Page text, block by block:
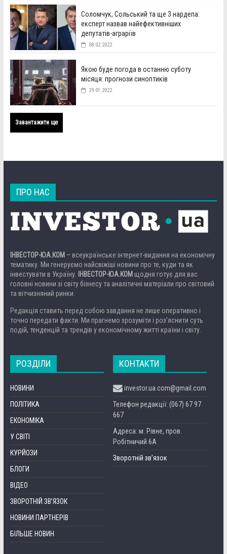
Соломчук, Сольський та ще 3 нардепа:
експерт назвав найефективніших
депутатів-аграріїв
08.02.2022
Якою буде погода в останню суботу
місяця: прогнози синоптиків
29.01.2022
Завантажити ще
ПРО НАС
ІНВЕСТОР-ЮА.КОМ – всеукраїнське інтернет-видання на економічну
тематику. Ми генеруємо найсвіжіші новини про те, куди та як
інвестувати в Україну.
ІНВЕСТОР-ЮА.КОМ щодня готує для вас
головні новини зі світу бізнесу та аналітичні матеріали про світовий
та вітчизняний ринки.
Редакція ставить перед собою завдання не лише оперативно і
точно передати факти. Ми прагнемо зрозуміти і роз’яснити суть
подій, тенденцій та трендів у економічному житті країни і світу.
РОЗДІЛИ
НОВИНИ
ПОЛІТИКА
ЕКОНОМІКА
У СВІТІ
КУРЙОЗИ
БЛОГИ
ВІДЕО
ЗВОРОТНІЙ ЗВ’ЯЗОК
НОВИНИ ПАРТНЕРІВ
БІЛЬШЕ НОВИН
КОНТАКТИ
investor.ua.com@gmail.com
Телефон редакції: (067) 67 97
667
Адреса: м. Рівне, пров.
Робітничий 6А
Зворотній зв’язок